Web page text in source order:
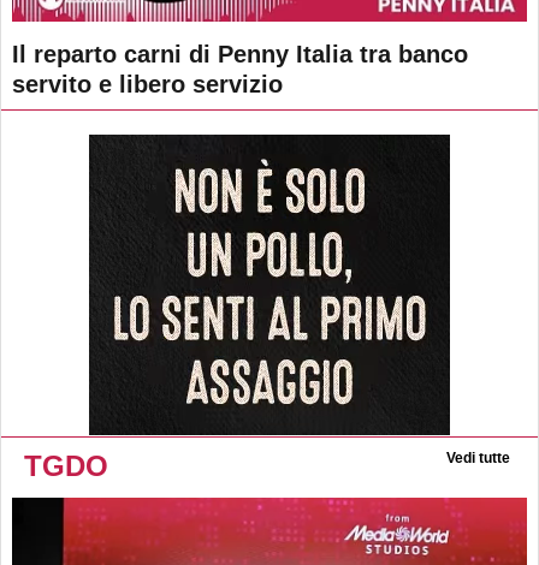
Il reparto carni di Penny Italia tra banco
servito e libero servizio
TGDO Vedi tutte